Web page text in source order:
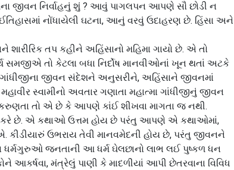
જીવન નિર્વાહનું શું ? આવું પાગલપન આપણે સૌ છોડી ન
નોંધાયેલી ઘટના, આનું વરવું ઉદાહરણ છે. હિંસા અને
શારીરિક તપ કહીને અહિંસાનો મહિમા ગાયો છે. એ તો
તો કેટલા બધા નિર્દોષ માનવીઓનાં ખૂન થતાં અટકે
જીવન સંદેશને અનુસરીને, અહિંસાને જીવનમાં
સ્વામીનો અવતાર ગણાતા મહાત્મા ગાંધીજીનું જીવન
તો એ છે કે આપણે કાંઈ શીખવા માગતા જ નથી.
છે. એ કથાઓ ઉત્તમ હોય છે પરંતુ આપણે એ કથાઓમાં,
કીડીયારું ઉભરાય તેવી માનવમેદની હોય છે, પરંતુ જીવનને
ધર્મગુરુઓ જનતાની આ ધર્મ ઘેલછાનો લાભ લઈ પુષ્કળ ધન
મંત્રેલું પાણી કે માદળીયાં આપી છેતરવાના વિવિધ